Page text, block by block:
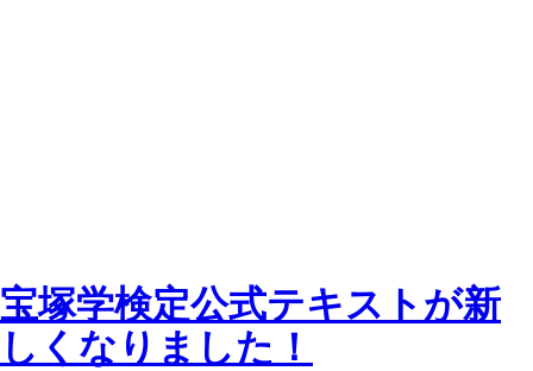
宝塚学検定公式テキストが新
しくなりました！